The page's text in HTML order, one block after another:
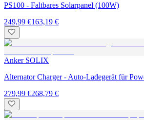
PS100 - Faltbares Solarpanel (100W)
249,99 €163,19 €
Anker SOLIX
Alternator Charger - Auto-Ladegerät für
279,99 €268,79 €